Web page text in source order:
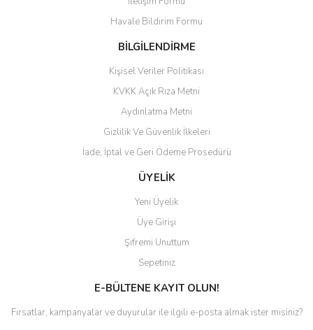
Havale Bildirim Formu
BİLGİLENDİRME
Kişisel Veriler Politikası
KVKK Açık Rıza Metni
Aydınlatma Metni
Gizlilik Ve Güvenlik İlkeleri
İade, İptal ve Geri Ödeme Prosedürü
ÜYELİK
Yeni Üyelik
Üye Girişi
Şifremi Unuttum
Sepetiniz
E-BÜLTENE KAYIT OLUN!
Fırsatlar, kampanyalar ve duyurular ile ilgili e-posta almak ister misiniz?